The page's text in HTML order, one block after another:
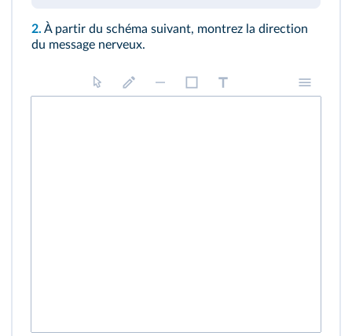
2. À partir du schéma suivant, montrez la direction
du message nerveux.